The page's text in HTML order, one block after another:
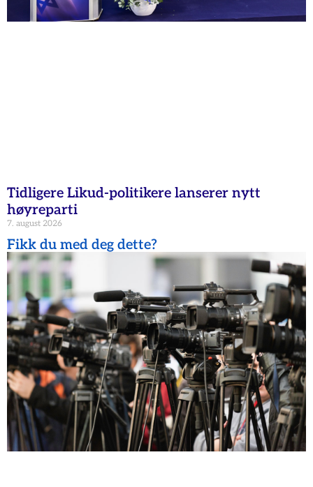
Tidligere Likud-politikere lanserer nytt
høyreparti
7. august 2026
Fikk du med deg dette?